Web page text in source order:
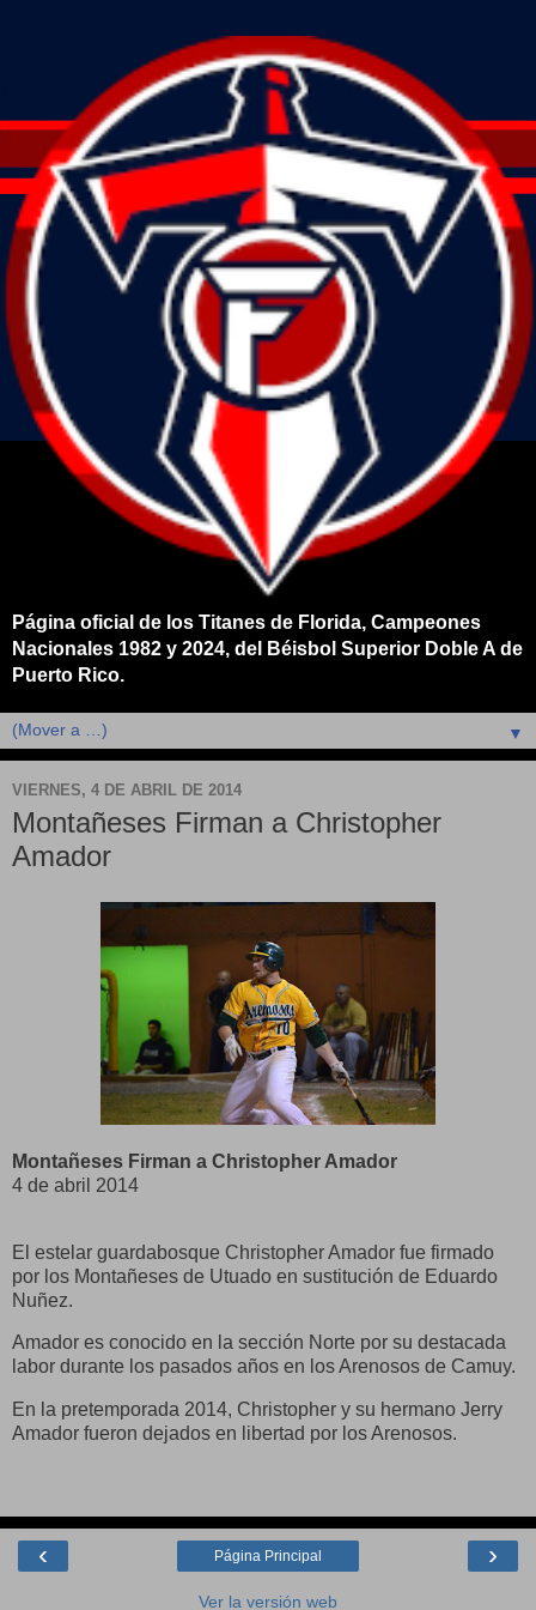
Página oficial de los Titanes de Florida, Campeones
Nacionales 1982 y 2024, del Béisbol Superior Doble A de
Puerto Rico.
▼
VIERNES, 4 DE ABRIL DE 2014
Montañeses Firman a Christopher
Amador
Montañeses Firman a Christopher Amador
4 de abril 2014
El estelar guardabosque Christopher Amador fue firmado
por los Montañeses de Utuado en sustitución de Eduardo
Nuñez.
Amador es conocido en la sección Norte por su destacada
labor durante los pasados años en los Arenosos de Camuy.
En la pretemporada 2014, Christopher y su hermano Jerry
Amador fueron dejados en libertad por los Arenosos.
‹ ›
Página Principal
Ver la versión web